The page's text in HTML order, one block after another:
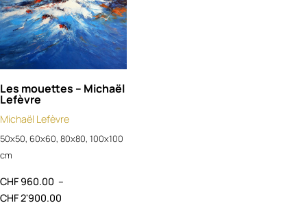
Les mouettes – Michaël
Lefèvre
Michaël Lefèvre
50x50, 60x60, 80x80, 100x100
cm
CHF 960.00 –
CHF2'900.00